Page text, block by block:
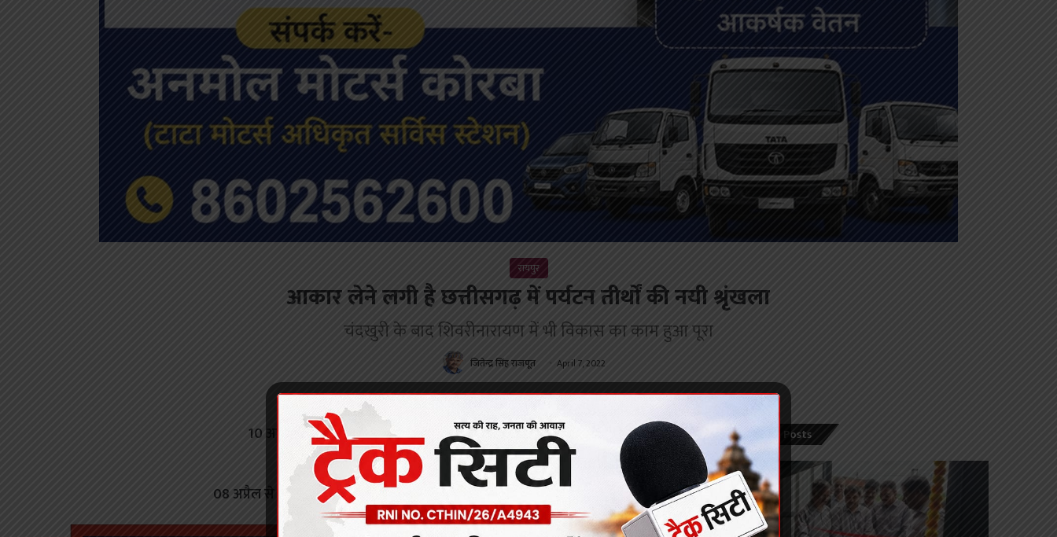
रायपुर
आकार लेने लगी है छत्तीसगढ़ में पर्यटन तीर्थों की नयी श्रृंखला
चंदखुरी के बाद शिवरीनारायण में भी विकास का काम हुआ पूरा
जितेन्द्र सिंह राजपूत April 7, 2022
10 अप्रैल को लोकार्पित करेंगे मुख्यमंत्री भूपेश बघेल
08 अप्रैल से शुरू हो जाएगा तीन दिवसीय भव्य लोकार्पण समारोह
Recent Posts